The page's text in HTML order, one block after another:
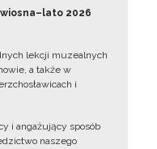
2026
lekcji muzealnych
a także w
i
i angażujący sposób
naszego